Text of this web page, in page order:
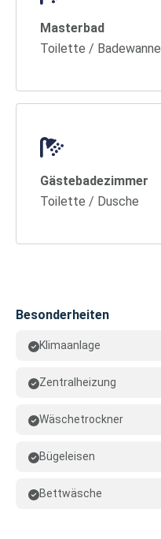
Masterbad
Toilette / Badewanne
Gästebadezimmer
Toilette / Dusche
Besonderheiten
Klimaanlage
Zentralheizung
Wäschetrockner
Bügeleisen
Bettwäsche